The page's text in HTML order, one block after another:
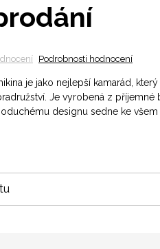
Podrobnosti hodnocení
je jako nejlepší kamarád,
Je vyrobená z příjemné
designu sedne ke všem